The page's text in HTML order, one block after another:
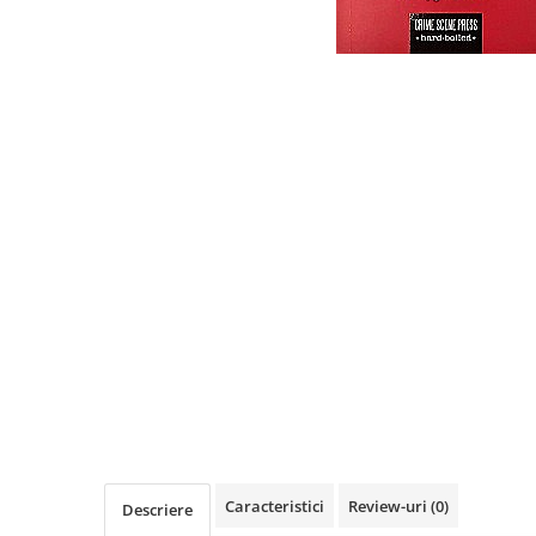
Descriere Caracteristici Review-uri (0)